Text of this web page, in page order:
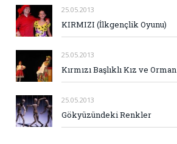
25.05.2013
KIRMIZI (İlkgençlik Oyunu)
25.05.2013
Kırmızı Başlıklı Kız ve Orman
25.05.2013
Gökyüzündeki Renkler